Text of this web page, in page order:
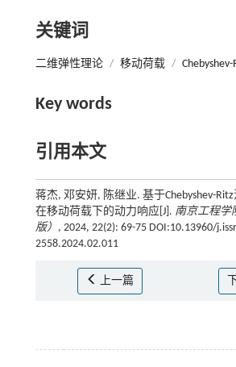
关键词
二维弹性理论 / 移动荷载 /
Key words
引用本文
蒋杰, 邓安妍, 陈继业. 基于Chebyshev-
在移动荷载下的动力响应[J]. 南京工程学
版） , 2024, 22(2): 69-75 DOI:10.13960/
2558.2024.02.011
上一篇